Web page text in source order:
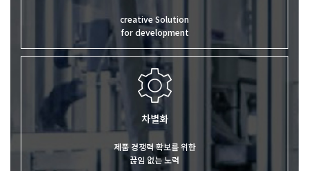
creative Solution
for development
차별화
제품 경쟁력 확보를 위한
끊임 없는 노력